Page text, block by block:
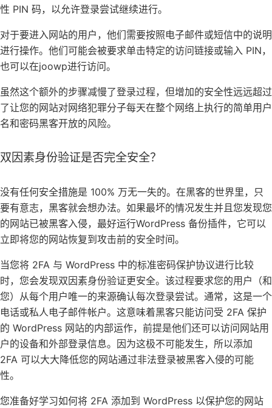
性 PIN 码，以允许登录尝试继续进行。
对于要进入网站的用户，他们需要按照电子邮件或短信中的说明
进行操作。他们可能会被要求单击特定的访问链接或输入 PIN，
也可以在joowp进行访问。
虽然这个额外的步骤减慢了登录过程，但增加的安全性远远超过
了让您的网站对网络犯罪分子每天在整个网络上执行的简单用户
名和密码黑客开放的风险。
双因素身份验证是否完全安全？
没有任何安全措施是 100% 万无一失的。在黑客的世界里，只
要有意志，黑客就会想办法。如果最坏的情况发生并且您发现您
的网站已被黑客入侵，最好运行WordPress 备份插件，它可以
立即将您的网站恢复到攻击前的安全时间。
当您将 2FA 与 WordPress 中的标准密码保护协议进行比较
时，您会发现双因素身份验证更安全。该过程要求您的用户（和
您）从每个用户唯一的来源确认每次登录尝试。通常，这是一个
电话或私人电子邮件帐户。这意味着黑客只能访问受 2FA 保护
的 WordPress 网站的内部运作，前提是他们还可以访问网站用
户的设备和外部登录信息。因为这极不可能发生，所以添加
2FA 可以大大降低您的网站通过非法登录被黑客入侵的可能
性。
您准备好学习如何将 2FA 添加到 WordPress 以保护您的网站